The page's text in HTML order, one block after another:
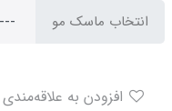
انتخاب ماسک مو